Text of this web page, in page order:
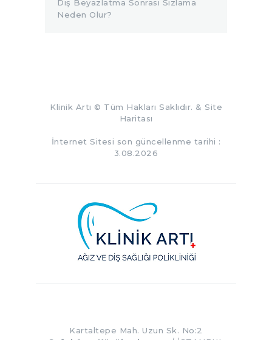
Diş Beyazlatma Sonrası Sızlama
Neden Olur?
Klinik Artı © Tüm Hakları Saklıdır. & Site
Haritası
İnternet Sitesi son güncellenme tarihi :
3.08.2026
Kartaltepe Mah. Uzun Sk. No:2